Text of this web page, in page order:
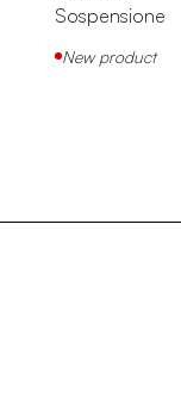
Sospensione
New product